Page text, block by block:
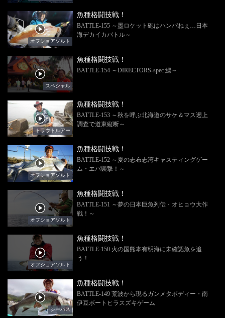
オフショアソルト
魚種格闘技戦！
BATTLE-155 ～墨ロケット砲はハンパねぇ…日本
海デカイカバトル～
スペシャル
魚種格闘技戦！
BATTLE-154 ～DIRECTORS-spec 鰓～
トラウトルアー
魚種格闘技戦！
BATTLE-153 ～秋を呼ぶ北海道のサケ＆マス遡上
調査で道東縦断～
オフショアソルト
魚種格闘技戦！
BATTLE-152 ～夏の志布志湾キャスティングゲー
ム・エバ襲撃！～
オフショアソルト
魚種格闘技戦！
BATTLE-151 ～夢の日本巨魚列伝・オヒョウ大作
戦！～
オフショアソルト
魚種格闘技戦！
BATTLE-150 火の国熊本有明海に未確認魚を追
う！
シーバス
魚種格闘技戦！
BATTLE-149 荒波から現るガンメタボディー・南
伊豆ボートヒラスズキゲーム